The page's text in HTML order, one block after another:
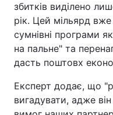
збитків виділено
рік. Цей мільярд
сумнівні програми
на пальне" та
дасть поштовх
Експерт додає, що
вигадувати, адже